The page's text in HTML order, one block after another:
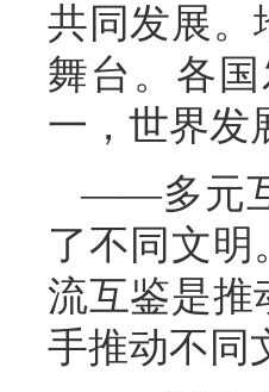
共同发展。
舞台。各
一，世界发
——多元
了不同文
流互鉴是推
手推动不同